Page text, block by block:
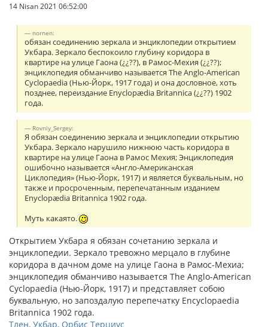
14 Nisan 2021 06:52:00
nornen:
обязан соединению зеркала и энциклопедии открытием
Укбара. Зеркало беспокоило глубину коридора в
квартире на улице Гаона (¿¿??), в Рамос-Мехия (¿¿??);
энциклопедия обманчиво называется The Anglo-American
Cyclopaedia (Нью-Йорк, 1917 года) и она дословное, хоть
позднее, переиздание Enyclopædia Britannica (¿¿??) 1902
года.
Rovniy_Sergey:
Я обязан соединению зеркала и энциклопедии открытию
Укбара. Зеркало нарушило нижнюю часть коридора в
квартире на улице Гаона в Рамос Мехия; Энциклопедия
ошибочно называется «Англо-Американская
Циклопедия» (Нью-Йорк, 1917) и является буквальным, но
также и просроченным, перепечатанным изданием
Enyclopædia Britannica 1902 года.
Муть какаято.
Открытием Укбара я обязан сочетанию зеркала и
энциклопедии. Зеркало тревожно мерцало в глубине
коридора в дачном доме на улице Гаона в Рамос-Мехиа;
энциклопедия обманчиво называется The Anglo-American
Cyclopaedia (Нью-Йорк, 1917) и представляет собою
буквальную, но запоздалую перепечатку Encyclopaedia
Britannica 1902 года.
Тлен, Укбар, Орбис Терциус